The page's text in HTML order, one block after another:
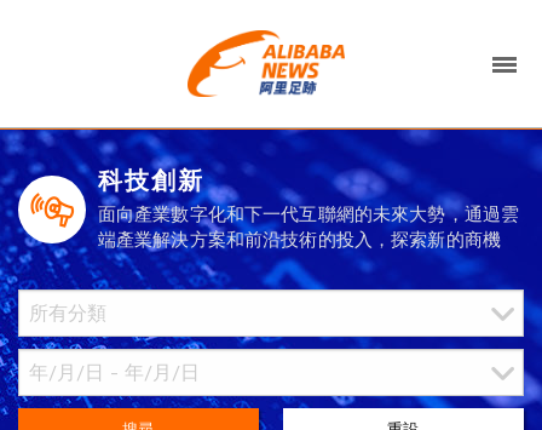
科技創新
面向產業數字化和下一代互聯網的未來大勢，通過雲
端產業解決方案和前沿技術的投入，探索新的商機